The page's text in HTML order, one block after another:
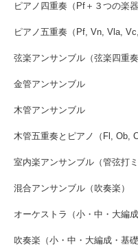
ピアノ四重奏（Pf＋３つの楽
ピアノ五重奏（Pf, Vn, Vla,
弦楽アンサンブル（弦楽四重
金管アンサンブル
木管アンサンブル
木管五重奏とピアノ（Fl, Ob,
室内楽アンサンブル（管弦打ミ
混合アンサンブル（吹奏楽）
オーケストラ（小・中・大編成
吹奏楽（小・中・大編成・基礎